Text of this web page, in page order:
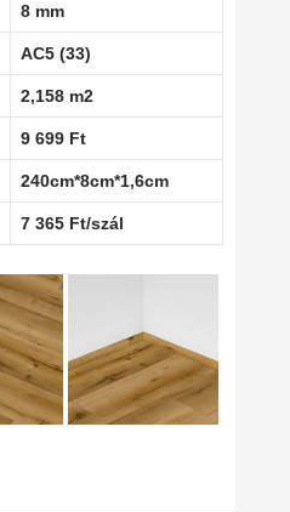
8 mm
AC5 (33)
2,158 m2
9 699 Ft
240cm*8cm*1,6cm
7 365 Ft/szál